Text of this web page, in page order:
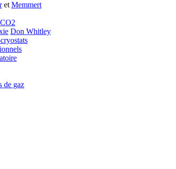
et Memmert
Don Whitley
de gaz